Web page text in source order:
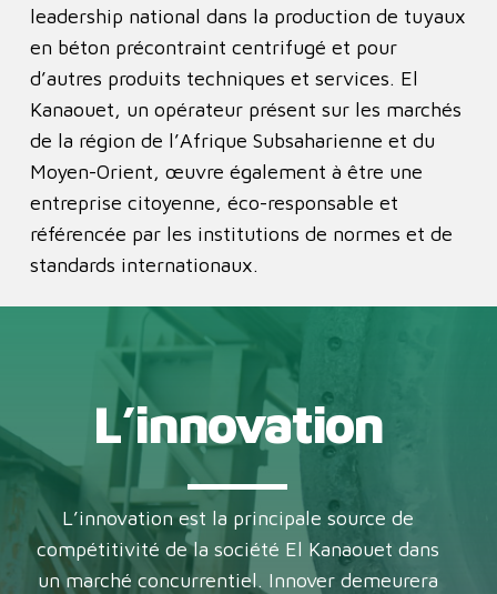
leadership national dans la production de tuyaux
en béton précontraint centrifugé et pour
d’autres produits techniques et services. El
Kanaouet, un opérateur présent sur les marchés
de la région de l’Afrique Subsaharienne et du
Moyen-Orient, œuvre également à être une
entreprise citoyenne, éco-responsable et
référencée par les institutions de normes et de
standards internationaux.
L’innovation
L’innovation est la principale source de
compétitivité de la société El Kanaouet dans
un marché concurrentiel. Innover demeurera